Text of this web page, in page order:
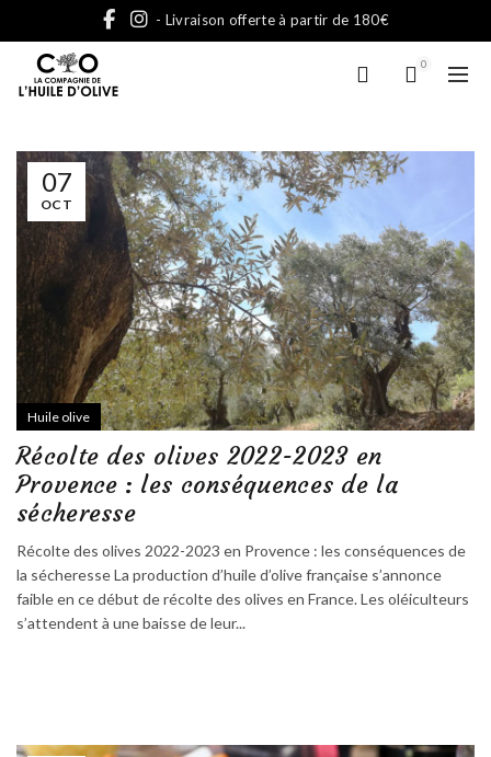
- Livraison offerte à partir de 180€
0
07
OCT
Huile olive
Récolte des olives 2022-2023 en
Provence : les conséquences de la
sécheresse
Récolte des olives 2022-2023 en Provence : les conséquences de
la sécheresse La production d’huile d’olive française s’annonce
faible en ce début de récolte des olives en France. Les oléiculteurs
s’attendent à une baisse de leur...